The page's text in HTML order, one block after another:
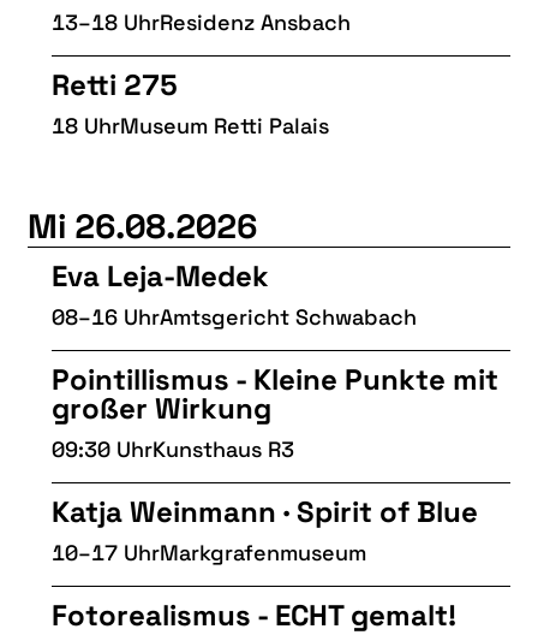
13–18 UhrResidenz Ansbach
Retti 275
18 UhrMuseum Retti Palais
Mi 26.08.2026
Eva Leja-Medek
08–16 UhrAmtsgericht Schwabach
Pointillismus - Kleine Punkte mit
großer Wirkung
09:30 UhrKunsthaus R3
Katja Weinmann · Spirit of Blue
10–17 UhrMarkgrafenmuseum
Fotorealismus - ECHT gemalt!